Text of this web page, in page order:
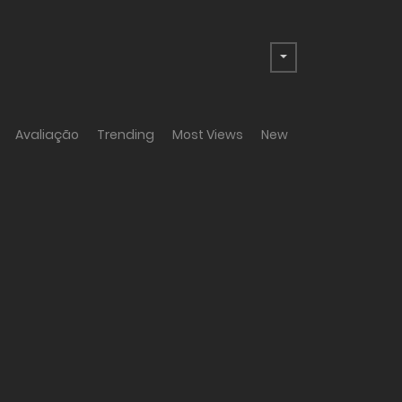
Avaliação Trending Most Views New